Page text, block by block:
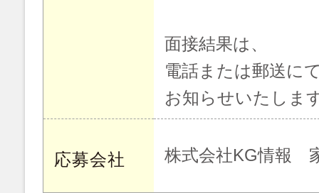
面接結果は、
電話または郵送に
お知らせいたしま
応募会社 株式会社KG情報